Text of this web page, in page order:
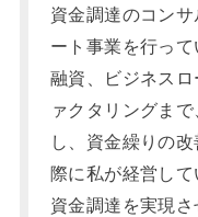
資金調達のコン
ート事業を行っ
融資、ビジネス
ァクタリングま
し、資金繰りの
際に私が経営し
資金調達を実現さ